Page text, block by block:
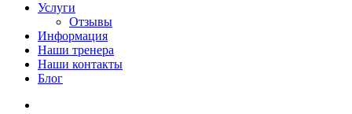
Услуги
Отзывы
Информация
Наши тренера
Наши контакты
Блог